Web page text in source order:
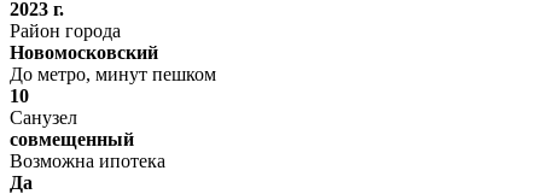
2023 г.
Район города
Новомосковский
До метро, минут пешком
10
Санузел
совмещенный
Возможна ипотека
Да